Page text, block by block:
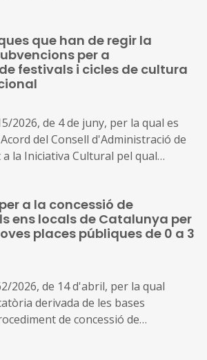
en matèria de formació i de
amb la cultura popular i
2026 (ref. BDNS 871224).
que han de regir la
per a
festivals i cicles de cultura
2026, de 4 de juny, per la qual es
del Consell d'Administració de
la Iniciativa Cultural pel qual
popular i tradicional
a la concessió de
ens locals de Catalunya per
places públiques de 0 a 3
2026, de 14 d'abril, per la qual
derivada de les bases
de concessió de